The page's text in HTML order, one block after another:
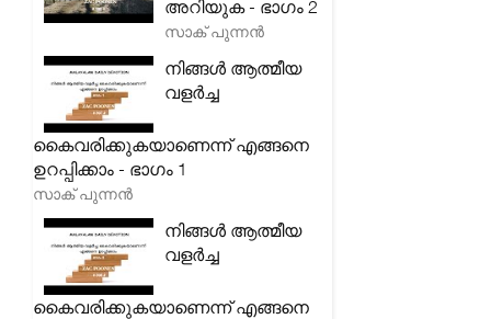
അറിയുക - ഭാഗം 2
സാക് പുന്നൻ
നിങ്ങൾ ആത്മീയ
വളർച്ച
കൈവരിക്കുകയാണെന്ന് എങ്ങനെ
ഉറപ്പിക്കാം - ഭാഗം 1
സാക് പുന്നൻ
നിങ്ങൾ ആത്മീയ
വളർച്ച
കൈവരിക്കുകയാണെന്ന് എങ്ങനെ